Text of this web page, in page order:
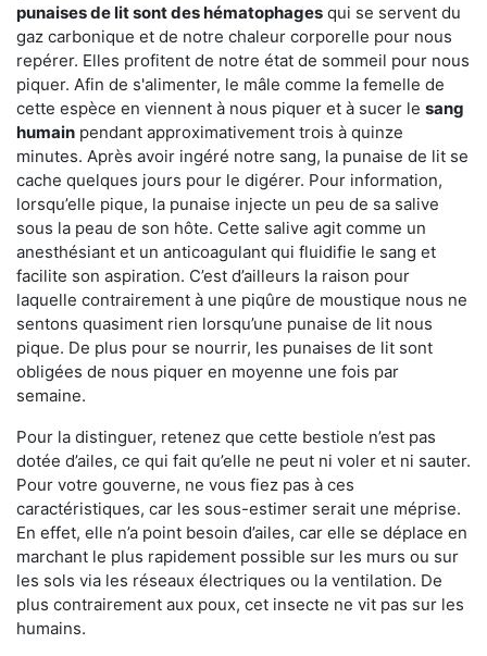
punaises de lit sont des hématophages qui se servent du
gaz carbonique et de notre chaleur corporelle pour nous
repérer. Elles profitent de notre état de sommeil pour nous
piquer. Afin de s'alimenter, le mâle comme la femelle de
cette espèce en viennent à nous piquer et à sucer le sang
humain pendant approximativement trois à quinze
minutes. Après avoir ingéré notre sang, la punaise de lit se
cache quelques jours pour le digérer. Pour information,
lorsqu’elle pique, la punaise injecte un peu de sa salive
sous la peau de son hôte. Cette salive agit comme un
anesthésiant et un anticoagulant qui fluidifie le sang et
facilite son aspiration. C’est d’ailleurs la raison pour
laquelle contrairement à une piqûre de moustique nous ne
sentons quasiment rien lorsqu’une punaise de lit nous
pique. De plus pour se nourrir, les punaises de lit sont
obligées de nous piquer en moyenne une fois par
semaine.
Pour la distinguer, retenez que cette bestiole n’est pas
dotée d’ailes, ce qui fait qu’elle ne peut ni voler et ni sauter.
Pour votre gouverne, ne vous fiez pas à ces
caractéristiques, car les sous-estimer serait une méprise.
En effet, elle n’a point besoin d’ailes, car elle se déplace en
marchant le plus rapidement possible sur les murs ou sur
les sols via les réseaux électriques ou la ventilation. De
plus contrairement aux poux, cet insecte ne vit pas sur les
humains.